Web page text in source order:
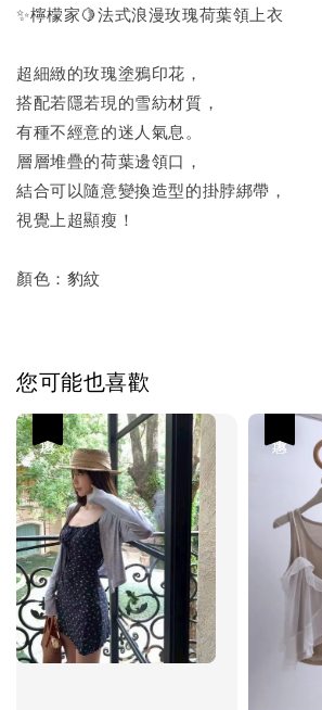
✨檸檬家🍋法式浪漫玫瑰荷葉領上衣
超細緻的玫瑰塗鴉印花，
搭配若隱若現的雪紡材質，
有種不經意的迷人氣息。
層層堆疊的荷葉邊領口，
結合可以隨意變換造型的掛脖綁帶，
視覺上超顯瘦！
顏色：豹紋
您可能也喜歡